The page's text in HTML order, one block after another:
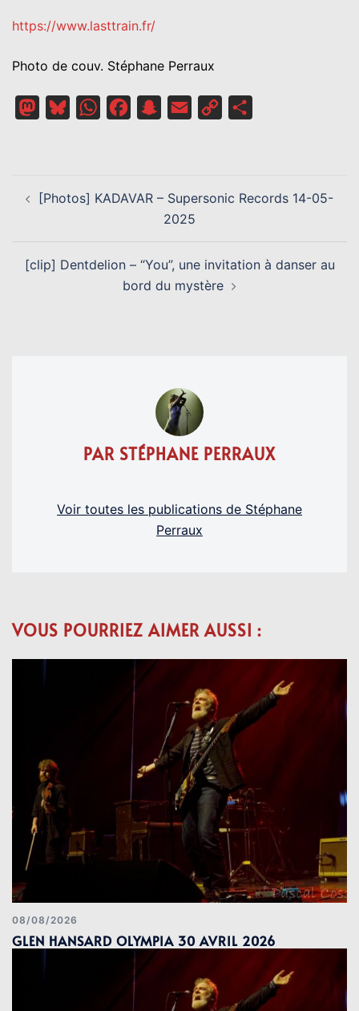
https://www.lasttrain.fr/
Photo de couv. Stéphane Perraux
MastodonBlueskyWhatsAppFacebookSnapchat
Email
Copy
D’ARTICLE
[Photos] KADAVAR – Supersonic Records 14-05-
2025
[clip] Dentdelion – “You”, une invitation à danser au
bord du mystère
PAR STÉPHANE PERRAUX
Voir toutes les publications de Stéphane
Perraux
VOUS POURRIEZ AIMER AUSSI :
08/08/2026
GLEN HANSARD OLYMPIA 30 AVRIL 2026